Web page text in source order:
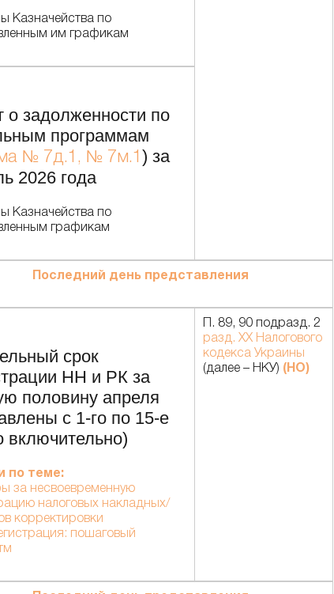
Казначейства по
им графикам
о задолженности по
программам
№ 7д.1, № 7м.1 ) за
2026 года
Казначейства по
графикам
Последний день представления
срок
НН и РК за
половину апреля
с 1-го по 15-е
включительно)
по теме:
за несвоевременную
налоговых накладных/
корректировки
пошаговый
П. 89, 90 подразд. 2
разд. XX Налогового
кодекса Украины
(далее – НКУ) (НО)